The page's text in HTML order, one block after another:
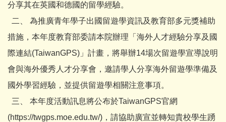
分享其在英國和德國的留學經驗。
二、 為推廣青年學子出國留遊學資訊及教育部多元獎補助
措施，本年度教育部委請本院辦理「海外人才經驗分享及國
際連結(TaiwanGPS)」計畫，將舉辦14場次留遊學宣導說明
會與海外優秀人才分享會，邀請學人分享海外留遊學準備及
國外學習經驗，並提供留遊學相關注意事項。
三、 本年度活動訊息將公布於TaiwanGPS官網
(https://twgps.moe.edu.tw/)，請協助廣宣並轉知貴校學生踴